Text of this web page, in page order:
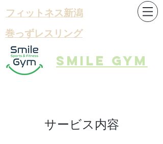
フィットネス​新潟
​巻っずレスリング
Smile gym
サービス内容